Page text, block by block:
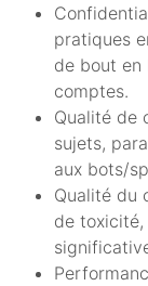
pratiques
de bout en
comptes.
Qualité de
sujets,
aux bots/
Qualité du
de